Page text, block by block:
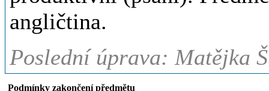
angličtina.
Poslední úprava: Matějka
Podmínky zakončení předmětu